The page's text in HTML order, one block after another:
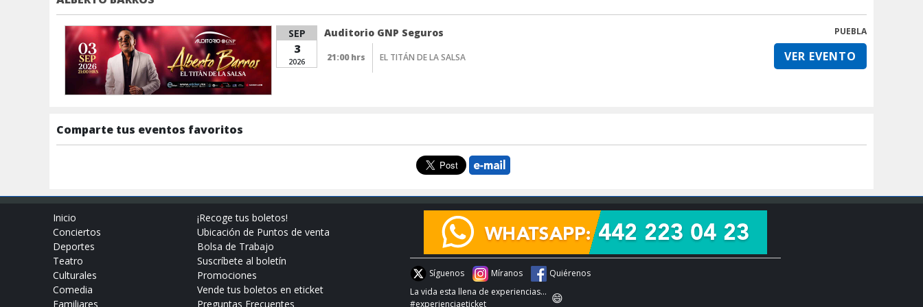
SEP
3
2026
Auditorio GNP Seguros PUEBLA
21:00 hrs EL TITÁN DE LA SALSA VER EVENTO
Comparte tus eventos favoritos
Inicio
Conciertos
Deportes
Teatro
Culturales
Comedia
Familiares
¡Recoge tus boletos!
Ubicación de Puntos de venta
Bolsa de Trabajo
Suscríbete al boletín
Promociones
Vende tus boletos en eticket
Preguntas Frecuentes
Síguenos Míranos
Quiérenos
La vida esta llena de experiencias...
#experienciaeticket
😄